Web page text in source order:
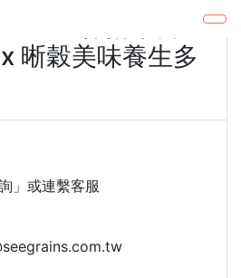
林俐岑營養
晰穀美味養生多
」或連繫客服